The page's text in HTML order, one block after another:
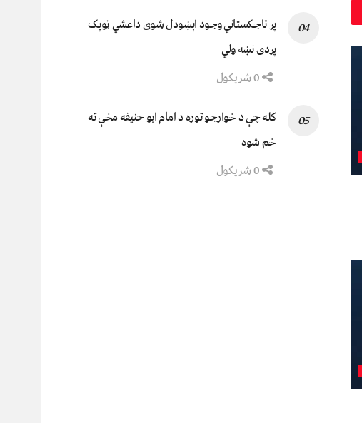
پر تاجکستاني وجود اېښودل شوی داعشي ټوپک
پردۍ نښه ولي
کله چې د خوارجو توره د امام ابو حنیفه مخې ته
خم شوه